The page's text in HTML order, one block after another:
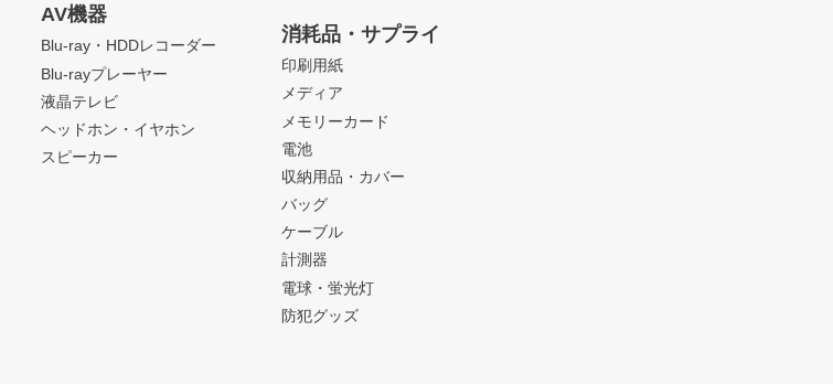
AV機器
Blu-ray・HDDレコーダー
Blu-rayプレーヤー
液晶テレビ
ヘッドホン・イヤホン
スピーカー
消耗品・サプライ
印刷用紙
メディア
メモリーカード
電池
収納用品・カバー
バッグ
ケーブル
計測器
電球・蛍光灯
防犯グッズ